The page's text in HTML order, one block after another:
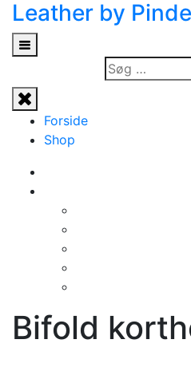
Skip
content
Leather by
Søg
efter:
Forside
Shop
Bifold